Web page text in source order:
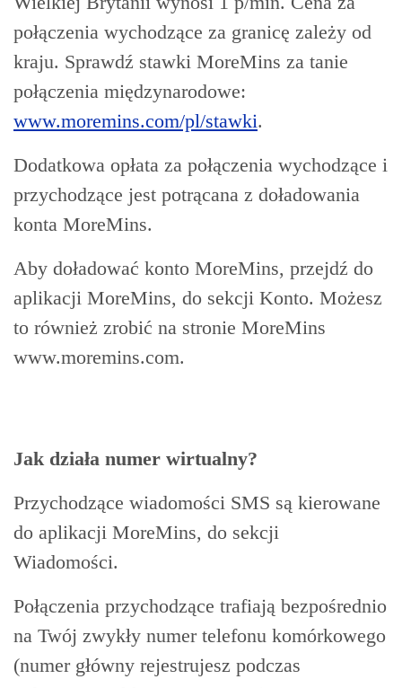
połączenia wychodzące za granicę zależy od
kraju. Sprawdź stawki MoreMins za tanie
połączenia międzynarodowe:
www.moremins.com/pl/stawki.
Dodatkowa opłata za połączenia wychodzące i
przychodzące jest potrącana z doładowania
konta MoreMins.
Aby doładować konto MoreMins, przejdź do
aplikacji MoreMins, do sekcji Konto. Możesz
to również zrobić na stronie MoreMins
www.moremins.com.
Jak działa numer wirtualny?
Przychodzące wiadomości SMS są kierowane
do aplikacji MoreMins, do sekcji
Wiadomości.
Połączenia przychodzące trafiają bezpośrednio
na Twój zwykły numer telefonu komórkowego
(numer główny rejestrujesz podczas